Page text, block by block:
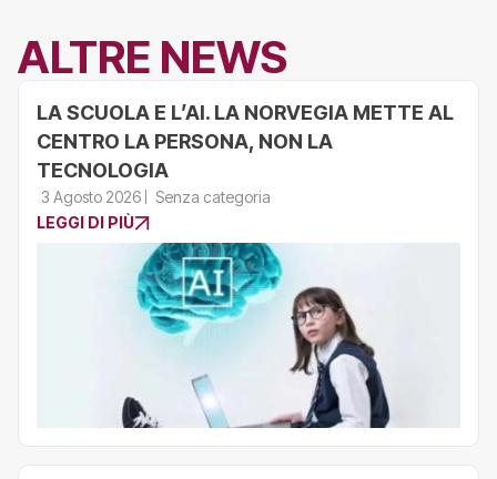
ALTRE NEWS
LA SCUOLA E L’AI. LA NORVEGIA METTE AL
CENTRO LA PERSONA, NON LA
TECNOLOGIA
3 Agosto 2026
Senza categoria
LEGGI DI PIÙ